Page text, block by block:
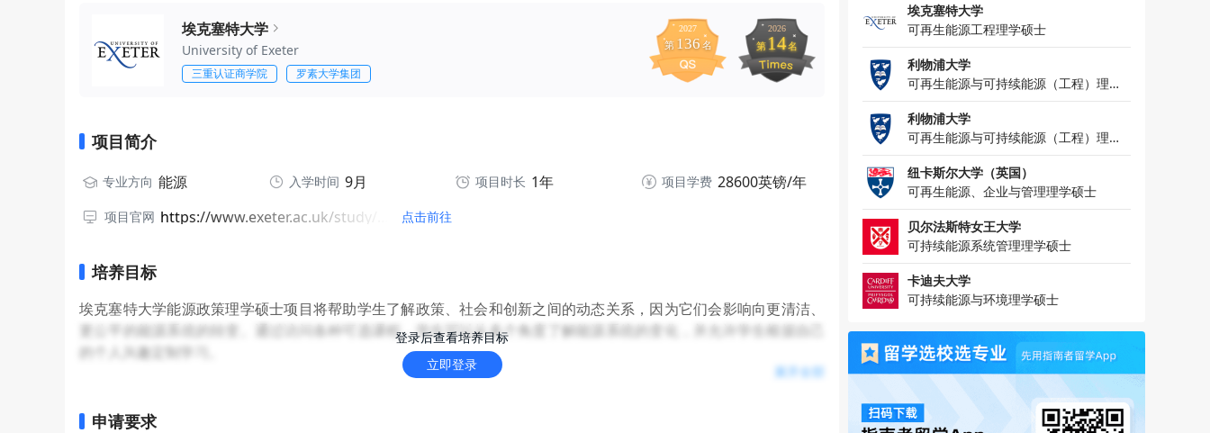
埃克塞特大学
University of Exeter
三重认证商学院 罗素大学集团
2027
第 136 名
2026
第14名
项目简介
专业方向 能源 入学时间 9月 项目时长 1年 项目学费 28600英镑/年
项目官网 点击前往
登录后查看培养目标
立即登录
培养目标
埃克塞特大学能源政策理学硕士项目将帮助学生了解政策、社会和创新之间的动态关系，因为它们会影响向更清洁、
更公平的能源系统的转变。通过访问各种可选课程，学生可以从多个角度了解能源系统的变化，并允许学生根据自己
的个人兴趣定制学习。
展开全部
申请要求
埃克塞特大学
可再生能源工程理学硕士
利物浦大学
可再生能源与可持续能源（工程）理学
硕士
利物浦大学
可再生能源与可持续能源（工程）理学
硕士（含1年行业实习）
纽卡斯尔大学（英国）
可再生能源、企业与管理理学硕士
贝尔法斯特女王大学
可持续能源系统管理理学硕士
卡迪夫大学
可持续能源与环境理学硕士